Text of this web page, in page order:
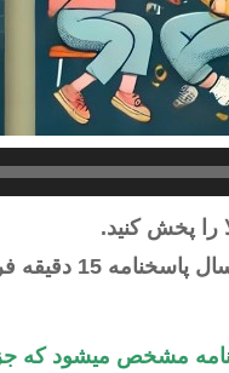
را پخش کنید.
🕒 برای
مشخص میشود که